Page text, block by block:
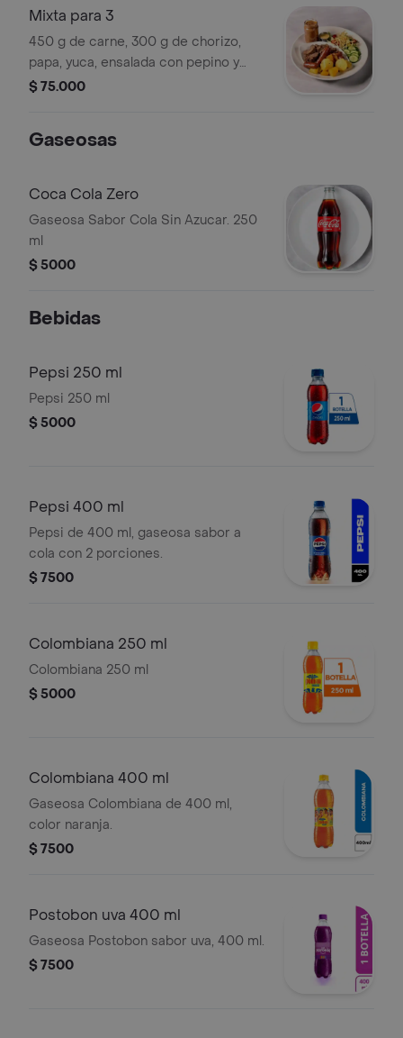
Mixta para 3
450 g de carne, 300 g de chorizo,
papa, yuca, ensalada con pepino y
tomate, salsas de la casa.
$ 75.000
Gaseosas
Coca Cola Zero
Gaseosa Sabor Cola Sin Azucar. 250
ml
$ 5000
Bebidas
Pepsi 250 ml
Pepsi 250 ml
$ 5000
Pepsi 400 ml
Pepsi de 400 ml, gaseosa sabor a
cola con 2 porciones.
$ 7500
Colombiana 250 ml
Colombiana 250 ml
$ 5000
Colombiana 400 ml
Gaseosa Colombiana de 400 ml,
color naranja.
$ 7500
Postobon uva 400 ml
Gaseosa Postobon sabor uva, 400 ml.
$ 7500